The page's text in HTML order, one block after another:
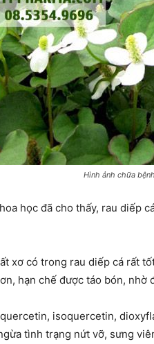
Hình ảnh chữa
học đã cho thấy, rau diếp
xơ có trong rau diếp cá rất
hạn chế được táo bón, nhờ
isoquercetin,
tình trạng nứt vỡ, sưng